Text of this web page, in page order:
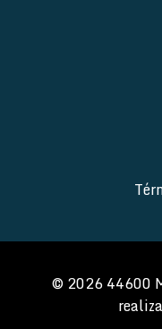
© 2026 44600